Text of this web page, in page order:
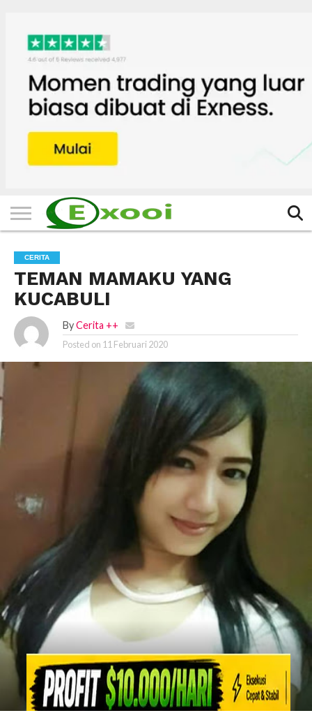
HOME
FILTER
BERITA
BIODATA
CERITA
CERPEN
EKSKLUSIF
FOTO
VIDEO
TIPS
MORE
CERITA
TEMAN MAMAKU YANG
KUCABULI
By Cerita ++
Posted on 11 Februari 2020